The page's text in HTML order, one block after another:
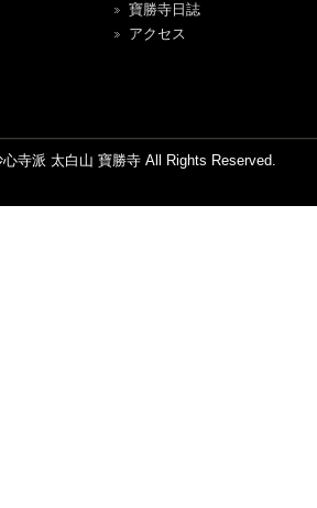
寶勝寺日誌
アクセス
寺派 太白山 寶勝寺 All Rights Reserved.